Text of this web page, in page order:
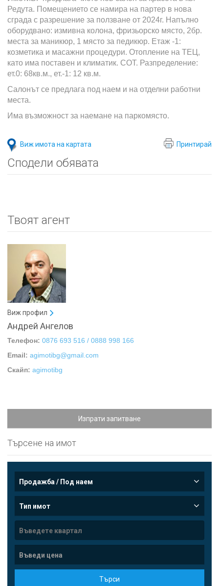
Редута. Помещението се намира на партер в нова
сграда с разрешение за ползване от 2024г. Напълно
оборудвано: измивна колона, фризьорско място, 2бр.
места за маникюр, 1 място за педикюр. Етаж -1:
козметика и масажни процедури. Отопление на ТЕЦ,
като има поставен и климатик. СОТ. Разпределение:
ет.0: 68кв.м., ет.-1: 12 кв.м.
Салонът се предлага под наем и на отделни работни
места.
Има възможност за наемане на паркомясто.
Виж имота на картата Принтирай
Сподели обявата
Твоят агент
Виж профил
Андрей Ангелов
Телефон: 0876 693 516 / 0888 998 166
Email: agimotibg@gmail.com
Скайп: agimotibg
Изпрати запитване
Търсене на имот
Продажба / Под наем
Тип имот
Търси